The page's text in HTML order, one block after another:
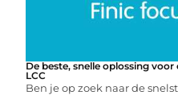
De beste, snelle oplossing
LCC
Ben je op zoek naar de